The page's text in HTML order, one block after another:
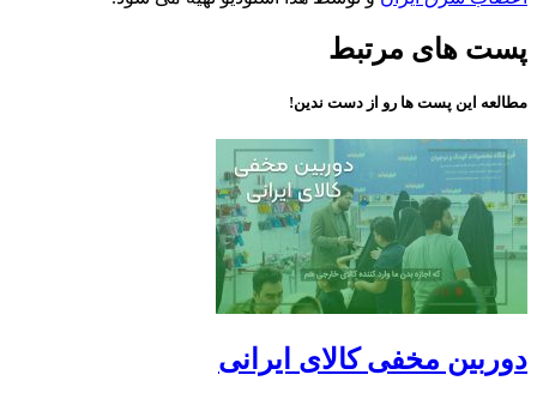
پست های مرتبط
مطالعه این پست ها رو از دست ندین!
دوربین مخفی کالای ایرانی